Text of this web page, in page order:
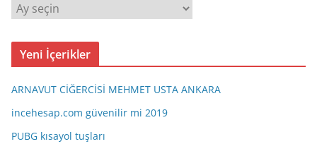
r
ş
Yeni İçerikler
ARNAVUT CİĞERCİSİ MEHMET USTA ANKARA
incehesap.com güvenilir mi 2019
PUBG kısayol tuşları